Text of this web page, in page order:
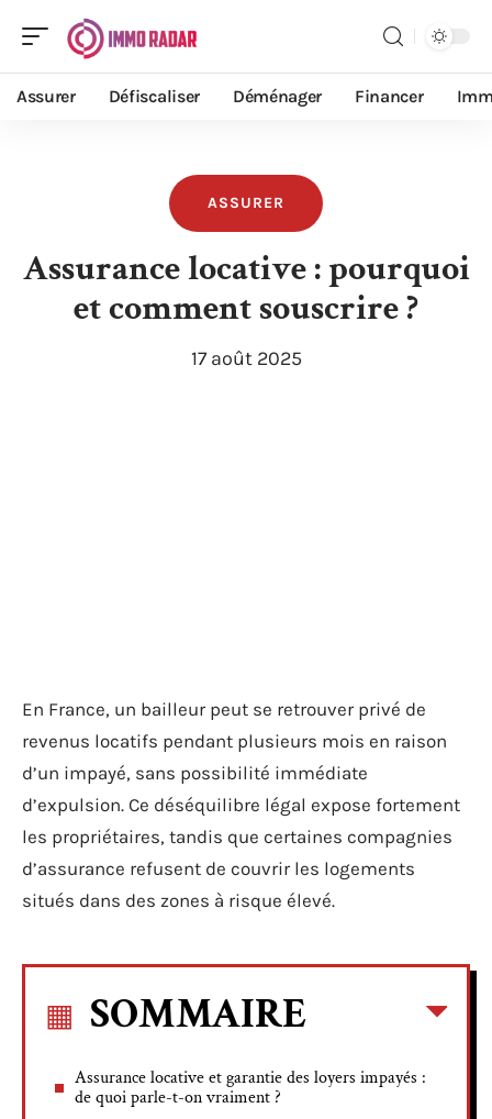
Assurer Défiscaliser Déménager Financer
ASSURER
Assurance locative : pourquoi
et comment souscrire ?
17 août 2025
En France, un bailleur peut se retrouver privé de
revenus locatifs pendant plusieurs mois en raison
d’un impayé, sans possibilité immédiate
d’expulsion. Ce déséquilibre légal expose fortement
les propriétaires, tandis que certaines compagnies
d’assurance refusent de couvrir les logements
situés dans des zones à risque élevé.
SOMMAIRE
Assurance locative et garantie des loyers impayés :
de quoi parle-t-on vraiment ?